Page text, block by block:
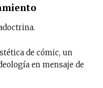
de cómic, un
en mensaje de